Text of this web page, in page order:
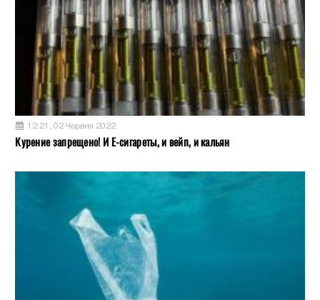
12:21, 02 Червня 2022
Курение запрещено! И Е-сигареты, и вейп, и кальян